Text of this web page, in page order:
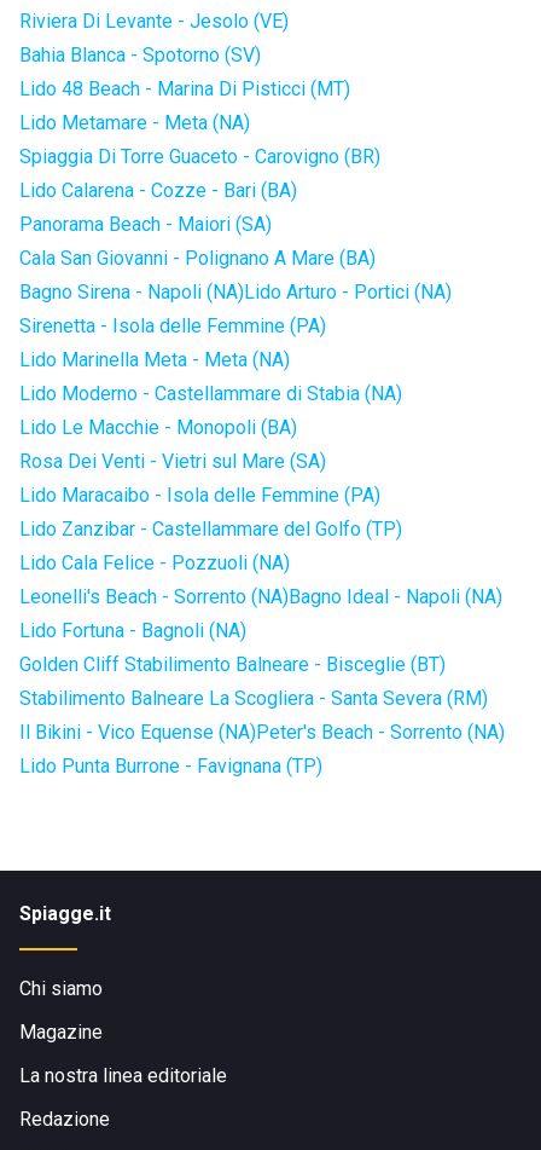
Riviera Di Levante - Jesolo (VE)
Bahia Blanca - Spotorno (SV)
Lido 48 Beach - Marina Di Pisticci (MT)
Lido Metamare - Meta (NA)
Spiaggia Di Torre Guaceto - Carovigno (BR)
Lido Calarena - Cozze - Bari (BA)
Panorama Beach - Maiori (SA)
Cala San Giovanni - Polignano A Mare (BA)
Bagno Sirena - Napoli (NA)Lido Arturo - Portici (NA)
Sirenetta - Isola delle Femmine (PA)
Lido Marinella Meta - Meta (NA)
Lido Moderno - Castellammare di Stabia (NA)
Lido Le Macchie - Monopoli (BA)
Rosa Dei Venti - Vietri sul Mare (SA)
Lido Maracaibo - Isola delle Femmine (PA)
Lido Zanzibar - Castellammare del Golfo (TP)
Lido Cala Felice - Pozzuoli (NA)
Leonelli's Beach - Sorrento (NA)Bagno Ideal - Napoli (NA)
Lido Fortuna - Bagnoli (NA)
Golden Cliff Stabilimento Balneare - Bisceglie (BT)
Stabilimento Balneare La Scogliera - Santa Severa (RM)
Il Bikini - Vico Equense (NA)Peter's Beach - Sorrento (NA)
Lido Punta Burrone - Favignana (TP)
Spiagge.it
Chi siamo
Magazine
La nostra linea editoriale
Redazione